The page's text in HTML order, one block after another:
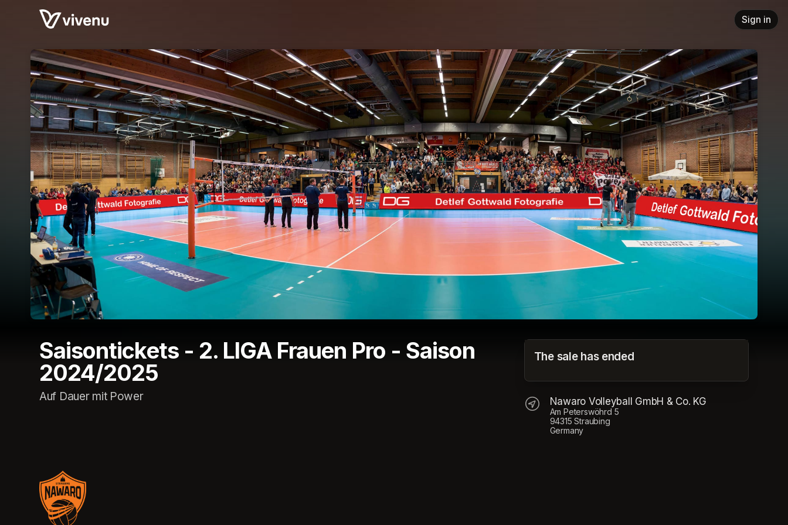
Skip header
Sign in
Saisontickets - 2. LIGA Frauen Pro - Saison
2024/2025
Auf Dauer mit Power
2024/2025
Nawaro Volleyball GmbH & Co. KG
The sale has ended
Nawaro Volleyball GmbH & Co. KG
Am Peterswöhrd 5
94315 Straubing
Germany